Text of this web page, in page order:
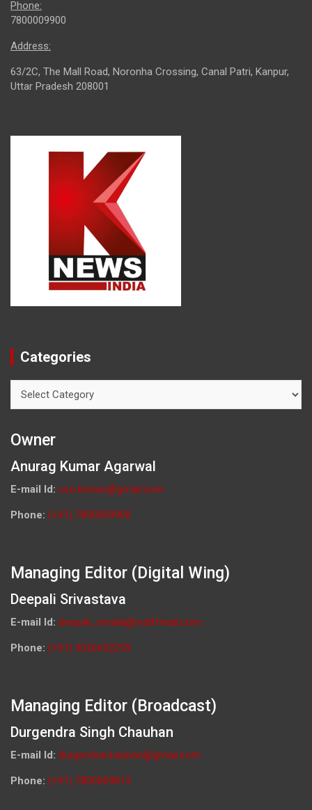
Phone:
7800009900
Address:
63/2C, The Mall Road, Noronha Crossing, Canal Patri, Kanpur,
Uttar Pradesh 208001
Categories
Owner
Anurag Kumar Agarwal
E-mail Id: ceo.knews@gmail.com
Phone: (+91) 7800009900
Managing Editor (Digital Wing)
Deepali Srivastava
E-mail Id: deepali_media@rediffmail.com
Phone: (+91) 9026692259
Managing Editor (Broadcast)
Durgendra Singh Chauhan
E-mail Id: durgendrachauhan@gmail.com
Phone: (+91) 7800009813